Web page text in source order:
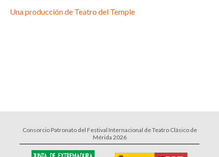
Una producción de Teatro del Temple
Consorcio Patronato del Festival Internacional de Teatro Clásico de
Mérida 2026